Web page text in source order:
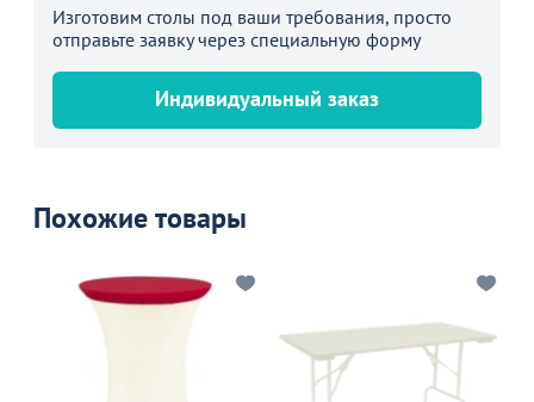
Изготовим столы под ваши требования, просто
отправьте заявку через специальную форму
Индивидуальный заказ
Похожие товары